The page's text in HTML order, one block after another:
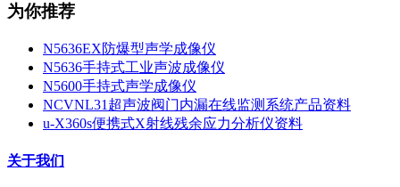
为你推荐
N5636EX防爆型声学成像仪
N5636手持式工业声波成像仪
N5600手持式声学成像仪
NCVNL31超声波阀门内漏在线监测系统产品资料
u-X360s便携式X射线残余应力分析仪资料
关于我们